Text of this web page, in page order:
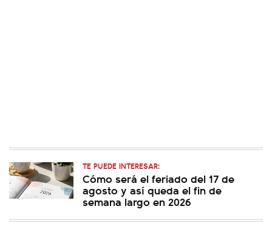
TE PUEDE INTERESAR:
Cómo será el feriado del 17 de
agosto y así queda el fin de
semana largo en 2026